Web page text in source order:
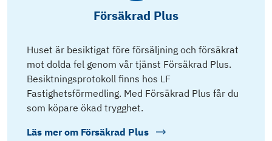
Försäkrad Plus
Huset är besiktigat före försäljning och försäkrat
mot dolda fel genom vår tjänst Försäkrad Plus.
Besiktningsprotokoll finns hos LF
Fastighetsförmedling. Med Försäkrad Plus får du
som köpare ökad trygghet.
Läs mer om Försäkrad Plus